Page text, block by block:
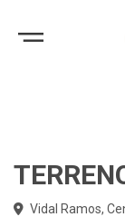
Vidal Ramos,